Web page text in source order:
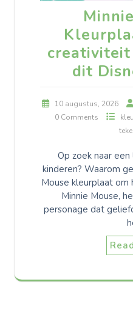
dit
10 augustus, 2026
0 Comments
Op zoek naar
kinderen? Waarom
Mouse kleurplaat
Minnie Mouse,
personage dat